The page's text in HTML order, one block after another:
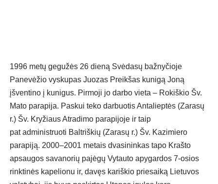
1996 metų gegužės 26 dieną Svėdasų bažnyčioje
Panevėžio vyskupas Juozas Preikšas kunigą Joną
įšventino į kunigus. Pirmoji jo darbo vieta – Rokiškio Šv.
Mato parapija. Paskui teko darbuotis Antalieptės (Zarasų
r.) Šv. Kryžiaus Atradimo parapijoje ir taip
pat administruoti Baltriškių (Zarasų r.) Šv. Kazimiero
parapiją. 2000–2001 metais dvasininkas tapo Krašto
apsaugos savanorių pajėgų Vytauto apygardos 7-osios
rinktinės kapelionu ir, davęs kariškio priesaiką Lietuvos